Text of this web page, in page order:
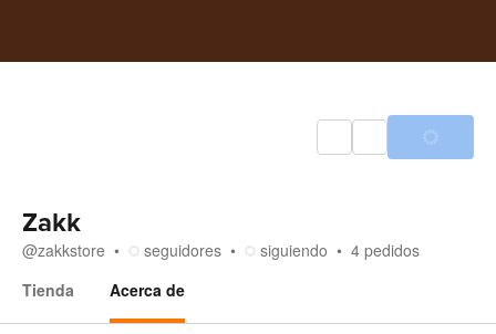
Zakk
@zakkstore seguidores siguiendo 4 pedidos
Tienda
Acerca de